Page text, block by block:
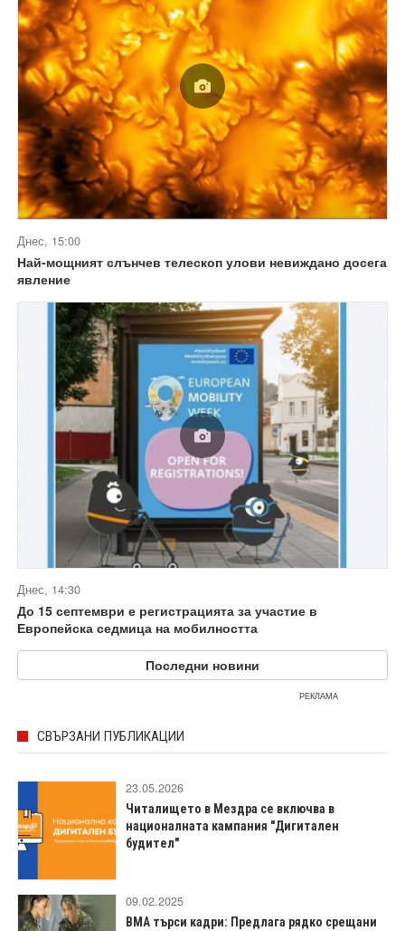
Днес, 15:00
Най-мощният слънчев телескоп улови невиждано досега
явление
Днес, 14:30
До 15 септември е регистрацията за участие в
Европейска седмица на мобилността
Последни новини
РЕКЛАМА
СВЪРЗАНИ ПУБЛИКАЦИИ
23.05.2026
Читалището в Мездра се включва в
националната кампания "Дигитален
будител"
09.02.2025
ВМА търси кадри: Предлага рядко срещани